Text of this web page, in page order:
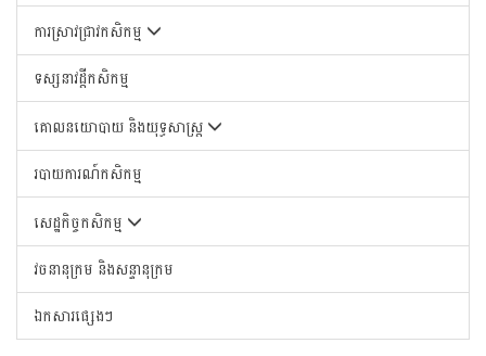
ការស្រាវជ្រាវកសិកម្ម
ទស្សនាវដ្តីកសិកម្ម
គោលនយោបាយ និងយុទ្ធសាស្រ្ត
របាយការណ៍កសិកម្ម
សេដ្ឋកិច្ចកសិកម្ម
វចនានុក្រម និងសន្ទានុក្រម
ឯកសារផ្សេងៗ